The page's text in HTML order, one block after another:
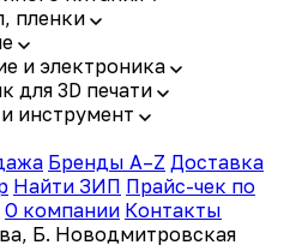
пленки
и электроника
для 3D печати
инструмент
Бренды A–Z Доставка
Найти ЗИП Прайс-чек по
О компании Контакты
Б. Новодмитровская